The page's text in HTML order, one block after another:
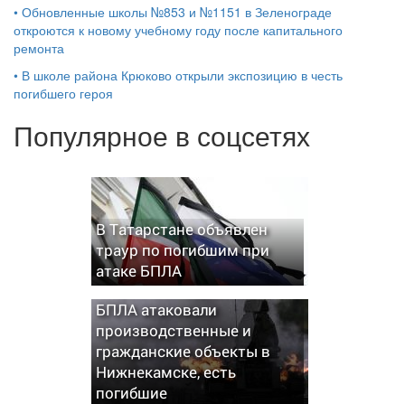
• Обновленные школы №853 и №1151 в Зеленограде
откроются к новому учебному году после капитального
ремонта
• В школе района Крюково открыли экспозицию в честь
погибшего героя
Популярное в соцсетях
В Татарстане объявлен
траур по погибшим при
атаке БПЛА
БПЛА атаковали
производственные и
гражданские объекты в
Нижнекамске, есть
погибшие